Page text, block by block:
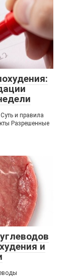
и правила
Разрешенные
и